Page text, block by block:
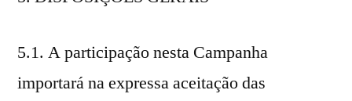
5.1. A participação nesta Campanha
importará na expressa aceitação das